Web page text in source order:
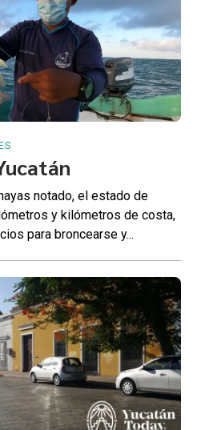
notado, el estado de
y kilómetros de costa,
para broncearse y...